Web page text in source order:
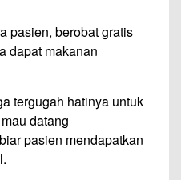
pasien, berobat gratis
dapat makanan
tergugah hatinya untuk
datang
pasien mendapatkan